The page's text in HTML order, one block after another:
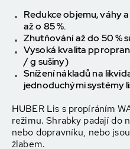
Redukce objemu, váhy
až o 85 %.
Zhutňování až do 50 %
Vysoká kvalita
/ g sušiny)
Snížení nákladů na
jednoduchými systémy
HUBER Lis s propíráním
režimu. Shrabky padají do
nebo dopravníku, nebo
žlabem.